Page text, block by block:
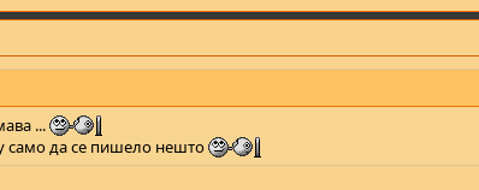
...
само да се пишело нешто